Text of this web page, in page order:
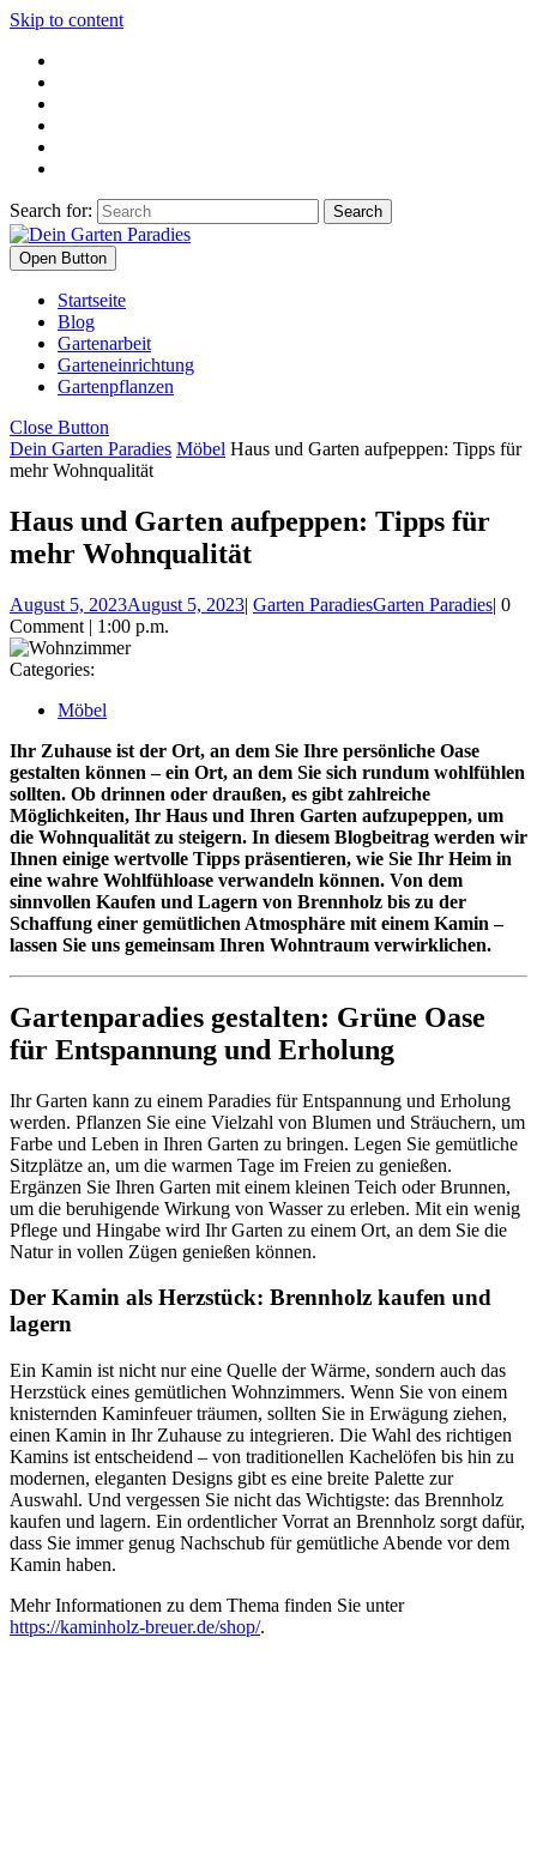
Skip to content
Search for:
Open Button
Startseite
Blog
Gartenarbeit
Garteneinrichtung
Gartenpflanzen
Close Button
Dein Garten Paradies Möbel Haus und Garten aufpeppen: Tipps für
mehr Wohnqualität
Haus und Garten aufpeppen: Tipps für
mehr Wohnqualität
August 5, 2023August 5, 2023| Garten ParadiesGarten Paradies| 0
Comment | 1:00 p.m.
Categories:
Möbel
Ihr Zuhause ist der Ort, an dem Sie Ihre persönliche Oase
gestalten können – ein Ort, an dem Sie sich rundum wohlfühlen
sollten. Ob drinnen oder draußen, es gibt zahlreiche
Möglichkeiten, Ihr Haus und Ihren Garten aufzupeppen, um
die Wohnqualität zu steigern. In diesem Blogbeitrag werden wir
Ihnen einige wertvolle Tipps präsentieren, wie Sie Ihr Heim in
eine wahre Wohlfühloase verwandeln können. Von dem
sinnvollen Kaufen und Lagern von Brennholz bis zu der
Schaffung einer gemütlichen Atmosphäre mit einem Kamin –
lassen Sie uns gemeinsam Ihren Wohntraum verwirklichen.
Gartenparadies gestalten: Grüne Oase
für Entspannung und Erholung
Ihr Garten kann zu einem Paradies für Entspannung und Erholung
werden. Pflanzen Sie eine Vielzahl von Blumen und Sträuchern, um
Farbe und Leben in Ihren Garten zu bringen. Legen Sie gemütliche
Sitzplätze an, um die warmen Tage im Freien zu genießen.
Ergänzen Sie Ihren Garten mit einem kleinen Teich oder Brunnen,
um die beruhigende Wirkung von Wasser zu erleben. Mit ein wenig
Pflege und Hingabe wird Ihr Garten zu einem Ort, an dem Sie die
Natur in vollen Zügen genießen können.
Der Kamin als Herzstück: Brennholz kaufen und
lagern
Ein Kamin ist nicht nur eine Quelle der Wärme, sondern auch das
Herzstück eines gemütlichen Wohnzimmers. Wenn Sie von einem
knisternden Kaminfeuer träumen, sollten Sie in Erwägung ziehen,
einen Kamin in Ihr Zuhause zu integrieren. Die Wahl des richtigen
Kamins ist entscheidend – von traditionellen Kachelöfen bis hin zu
modernen, eleganten Designs gibt es eine breite Palette zur
Auswahl. Und vergessen Sie nicht das Wichtigste: das Brennholz
kaufen und lagern. Ein ordentlicher Vorrat an Brennholz sorgt dafür,
dass Sie immer genug Nachschub für gemütliche Abende vor dem
Kamin haben.
Mehr Informationen zu dem Thema finden Sie unter
https://kaminholz-breuer.de/shop/.